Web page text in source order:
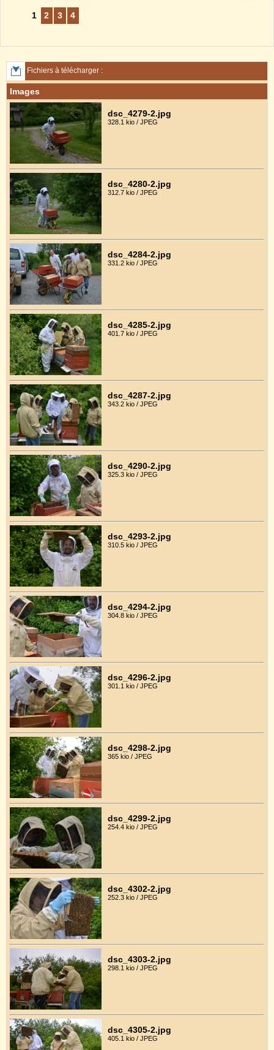
1 2 3 4
Fichiers à télécharger :
Images
dsc_4279-2.jpg
328.1 kio / JPEG
dsc_4280-2.jpg
312.7 kio / JPEG
dsc_4284-2.jpg
331.2 kio / JPEG
dsc_4285-2.jpg
401.7 kio / JPEG
dsc_4287-2.jpg
343.2 kio / JPEG
dsc_4290-2.jpg
325.3 kio / JPEG
dsc_4293-2.jpg
310.5 kio / JPEG
dsc_4294-2.jpg
304.8 kio / JPEG
dsc_4296-2.jpg
301.1 kio / JPEG
dsc_4298-2.jpg
365 kio / JPEG
dsc_4299-2.jpg
254.4 kio / JPEG
dsc_4302-2.jpg
252.3 kio / JPEG
dsc_4303-2.jpg
298.1 kio / JPEG
dsc_4305-2.jpg
405.1 kio / JPEG